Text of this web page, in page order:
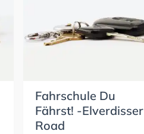
Fahrschule Du
Fährst! -Elverdisser
Road